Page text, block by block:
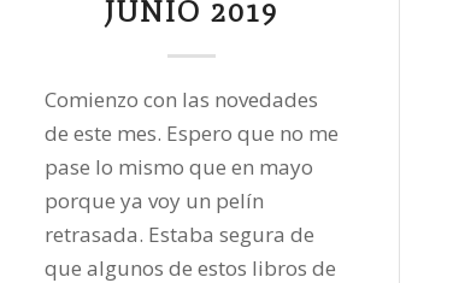
JUNIO 2019
Comienzo con las novedades
de este mes. Espero que no me
pase lo mismo que en mayo
porque ya voy un pelín
retrasada. Estaba segura de
que algunos de estos libros de